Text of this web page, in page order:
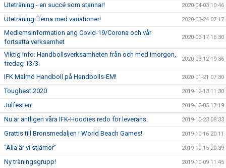
Uteträning - en succé som stannar! 2020-04-03 10:46
Uteträning: Tema med variationer! 2020-03-24 07:17
Medlemsinformation ang Covid-19/Corona och vår
fortsatta verksamhet
2020-03-17 16:30
Viktig info: Handbollsverksamheten från och med imorgon,
fredag 13/3.
2020-03-12 19:36
IFK Malmö Handboll på Handbolls-EM! 2020-01-21 07:30
Toughest 2020 2019-12-13 11:30
Julfesten! 2019-12-05 17:19
Nu är äntligen våra IFK-Hoodies redo för leverans. 2019-10-23 08:33
Grattis till Bronsmedaljen i World Beach Games! 2019-10-16 20:11
"Alla är vi stjärnor" 2019-10-15 20:39
Ny träningsgrupp! 2019-10-09 11:45